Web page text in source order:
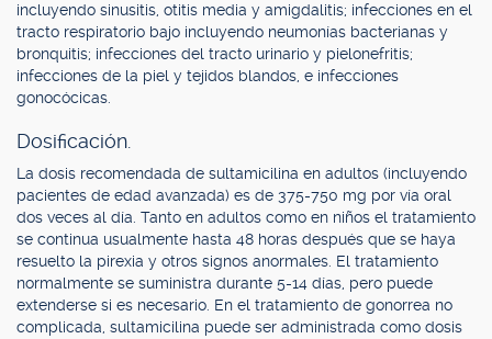
incluyendo sinusitis, otitis media y amigdalitis; infecciones en el
tracto respiratorio bajo incluyendo neumonías bacterianas y
bronquitis; infecciones del tracto urinario y pielonefritis;
infecciones de la piel y tejidos blandos, e infecciones
gonocócicas.
Dosificación.
La dosis recomendada de sultamicilina en adultos (incluyendo
pacientes de edad avanzada) es de 375-750 mg por vía oral
dos veces al día. Tanto en adultos como en niños el tratamiento
se continua usualmente hasta 48 horas después que se haya
resuelto la pirexia y otros signos anormales. El tratamiento
normalmente se suministra durante 5-14 días, pero puede
extenderse si es necesario. En el tratamiento de gonorrea no
complicada, sultamicilina puede ser administrada como dosis